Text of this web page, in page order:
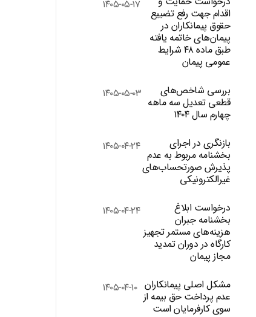
اقدام جهت رفع تضییع
حقوق پیمانکاران در
پیمان‌های خاتمه یافته
طبق ماده ۴۸ شرایط
عمومی پیمان
۱۴۰۵-۰۵-۱۷
بررسی شاخص‌های
قطعی تعدیل سه ماهه
چهارم سال ۱۴۰۴
۱۴۰۵-۰۵-۰۳
بازنگری در اجرای
بخشنامه مربوط به عدم
پذیرش صورتحساب‌های
غیرالکترونیکی
۱۴۰۵-۰۴-۲۴
درخواست ابلاغ
بخشنامه جبران
هزینه‌های مستمر تجهیز
کارگاه در دوران تمدید
مجاز پیمان
۱۴۰۵-۰۴-۲۴
مشکل اصلی پیمانکاران
عدم پرداخت حق بیمه از
سوی کارفرمایان است
۱۴۰۵-۰۴-۱۰